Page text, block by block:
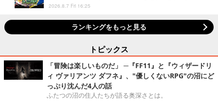
2026.8.7 Fri 16:25
ランキングをもっと見る
トピックス
「冒険は楽しいものだ」 ─『FF11』と『ウィザードリ
ィ ヴァリアンツ ダフネ』、"優しくないRPG"の沼にど
っぷり沈んだ4人の話
ふたつの沼の住人たちが語る奥深さとは。